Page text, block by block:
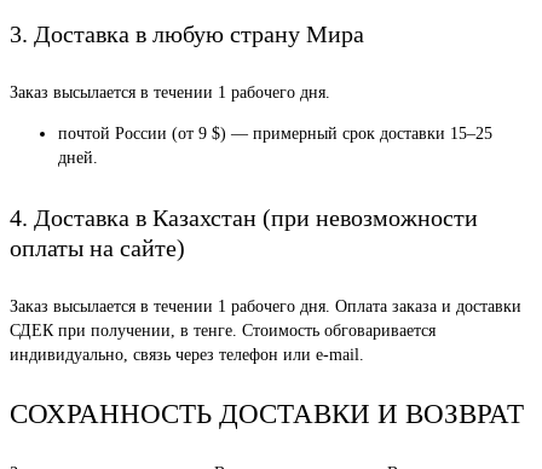
3. Доставка в любую страну Мира
Заказ высылается в течении 1 рабочего дня.
почтой России (от 9 $) — примерный срок доставки 15–25
дней.
4. Доставка в Казахстан (при невозможности
оплаты на сайте)
Заказ высылается в течении 1 рабочего дня. Оплата заказа и доставки
СДЕК при получении, в тенге. Стоимость обговаривается
индивидуально, связь через телефон или e-mail.
СОХРАННОСТЬ ДОСТАВКИ И ВОЗВРАТ